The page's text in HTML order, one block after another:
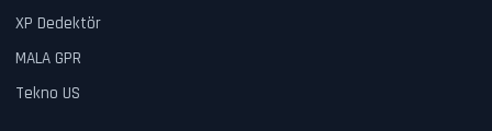
XP Dedektör
MALA GPR
Tekno US